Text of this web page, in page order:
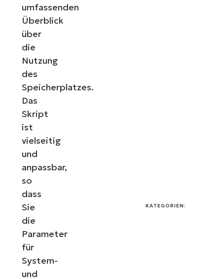
umfassenden
Überblick
über
die
Nutzung
des
Speicherplatzes.
Das
Skript
ist
vielseitig
und
anpassbar,
so
dass
Sie
die
Parameter
für
System-
und
KATEGORIEN: